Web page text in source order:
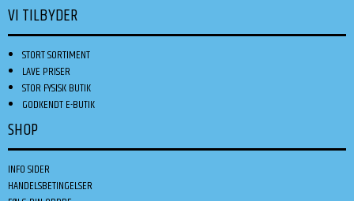
VI TILBYDER
STORT SORTIMENT
LAVE PRISER
STOR FYSISK BUTIK
GODKENDT E-BUTIK
SHOP
INFO SIDER
HANDELSBETINGELSER